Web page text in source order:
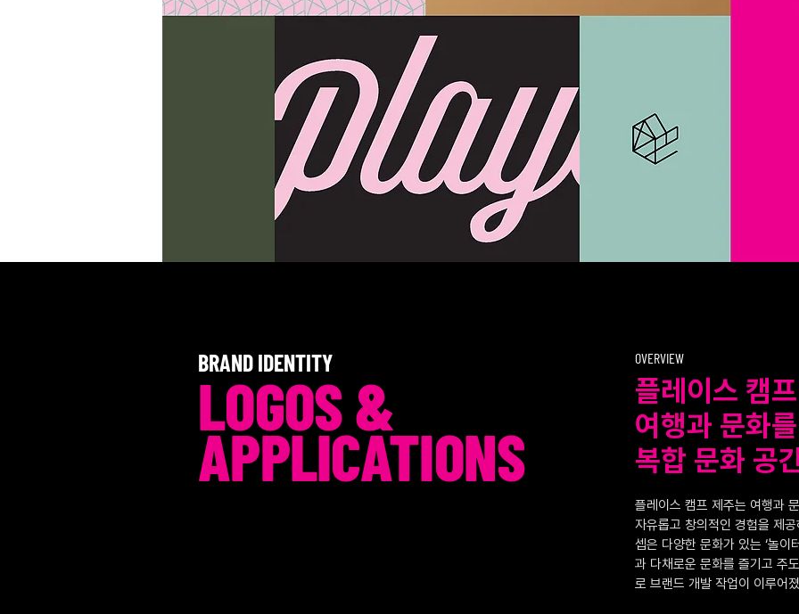
BRAND IDENTITY
LOGOS &
APPLICATIONS
OVERVIEW
플레이스 캠
여행과 문화
복합 문화 공
플레이스 캠프 제주는 여행과
자유롭고 창의적인 경험을 제
셉은 다양한 문화가 있는 ‘놀이
과 다채로운 문화를 즐기고 주
로 브랜드 개발 작업이 이루어